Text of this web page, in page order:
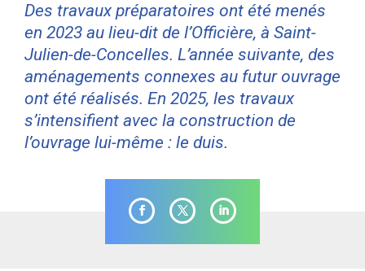
Des travaux préparatoires ont été menés
en 2023 au lieu-dit de l’Officière, à Saint-
Julien-de-Concelles. L’année suivante, des
aménagements connexes au futur ouvrage
ont été réalisés. En 2025, les travaux
s’intensifient avec la construction de
l’ouvrage lui-même : le duis.